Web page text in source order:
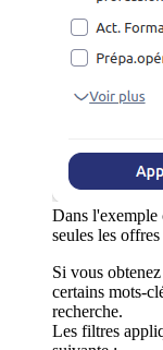
Dans l'exemple
seules les
Si vous
certains mots-
recherche.
Les filtres